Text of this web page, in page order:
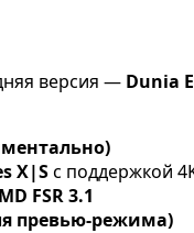
версия — Dunia
X|Sс поддержкой
FSR 3.1
превью-режима)